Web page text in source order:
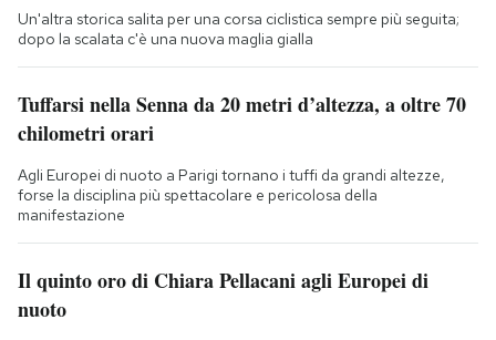
Un'altra storica salita per una corsa ciclistica sempre più seguita;
dopo la scalata c'è una nuova maglia gialla
Tuffarsi nella Senna da 20 metri d’altezza, a oltre 70
chilometri orari
Agli Europei di nuoto a Parigi tornano i tuffi da grandi altezze,
forse la disciplina più spettacolare e pericolosa della
manifestazione
Il quinto oro di Chiara Pellacani agli Europei di
nuoto